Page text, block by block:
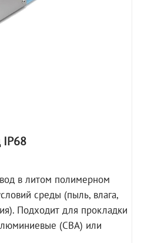
в литом полимерном
среды (пыль, влага,
Подходит для прокладки
(СВА) или